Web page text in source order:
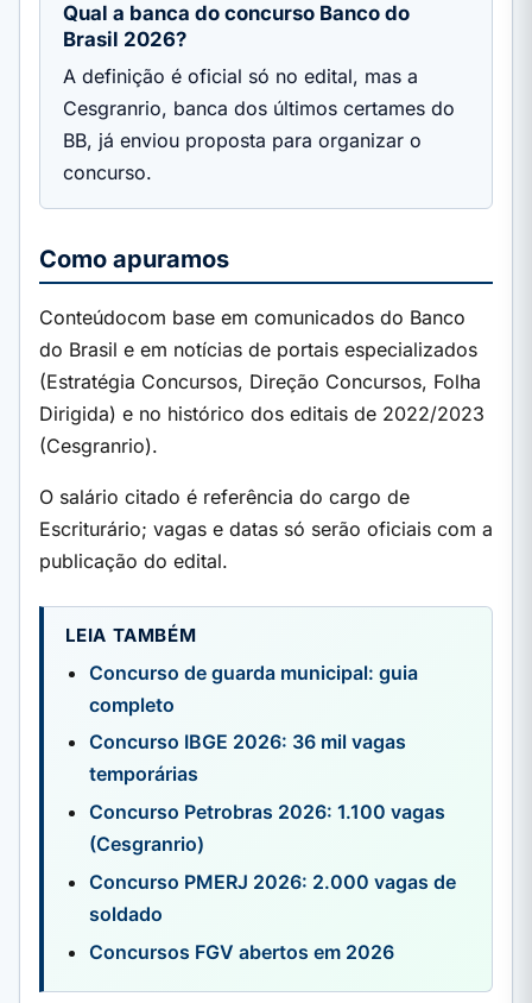
Qual a banca do concurso Banco do
Brasil 2026?
A definição é oficial só no edital, mas a
Cesgranrio, banca dos últimos certames do
BB, já enviou proposta para organizar o
concurso.
Como apuramos
Conteúdocom base em comunicados do Banco
do Brasil e em notícias de portais especializados
(Estratégia Concursos, Direção Concursos, Folha
Dirigida) e no histórico dos editais de 2022/2023
(Cesgranrio).
O salário citado é referência do cargo de
Escriturário; vagas e datas só serão oficiais com a
publicação do edital.
LEIA TAMBÉM
Concurso de guarda municipal: guia
completo
Concurso IBGE 2026: 36 mil vagas
temporárias
Concurso Petrobras 2026: 1.100 vagas
(Cesgranrio)
Concurso PMERJ 2026: 2.000 vagas de
soldado
Concursos FGV abertos em 2026